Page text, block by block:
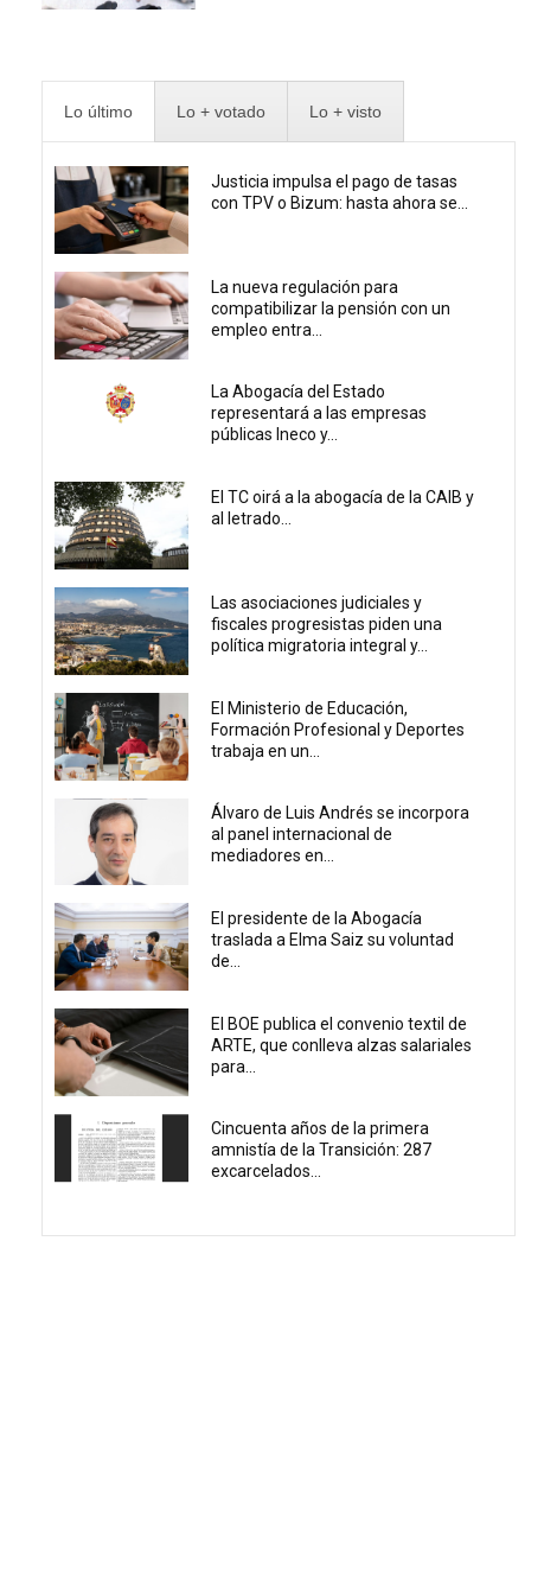
Lo último Lo + votado Lo + visto
Justicia impulsa el pago de tasas
con TPV o Bizum: hasta ahora se...
La nueva regulación para
compatibilizar la pensión con un
empleo entra...
La Abogacía del Estado
representará a las empresas
públicas Ineco y...
El TC oirá a la abogacía de la CAIB y
al letrado...
Las asociaciones judiciales y
fiscales progresistas piden una
política migratoria integral y...
El Ministerio de Educación,
Formación Profesional y Deportes
trabaja en un...
Álvaro de Luis Andrés se incorpora
al panel internacional de
mediadores en...
El presidente de la Abogacía
traslada a Elma Saiz su voluntad
de...
El BOE publica el convenio textil de
ARTE, que conlleva alzas salariales
para...
Cincuenta años de la primera
amnistía de la Transición: 287
excarcelados...